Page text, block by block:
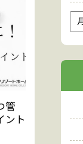
管
ント